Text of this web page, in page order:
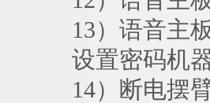
13）语音主
设置密码机
14）断电摆